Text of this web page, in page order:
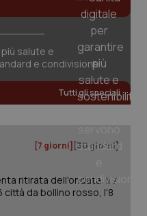
salute e
e condivisione
Tutti gli speciali
[7 giorni] [30 giorni]
ritirata dell'ondata: il 7
da bollino rosso, l'8